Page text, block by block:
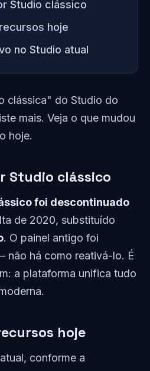
Studio clássico
hoje
no Studio atual
clássica" do Studio do
mais. Veja o que mudou
hoje.
Studio clássico
foi descontinuado
de 2020, substituído
. O painel antigo foi
não há como reativá-lo. É
a plataforma unifica tudo
hoje
atual, conforme a